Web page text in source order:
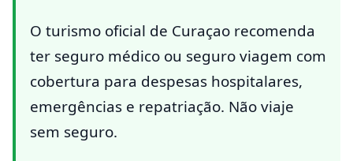
O turismo oficial de Curaçao recomenda
ter seguro médico ou seguro viagem com
cobertura para despesas hospitalares,
emergências e repatriação. Não viaje
sem seguro.